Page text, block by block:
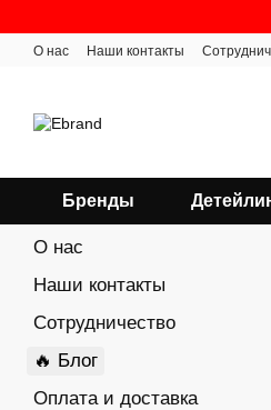
О нас Наши контакты
Бренды
О нас
Наши контакты
Сотрудничество
🔥 Блог
Оплата и доставка